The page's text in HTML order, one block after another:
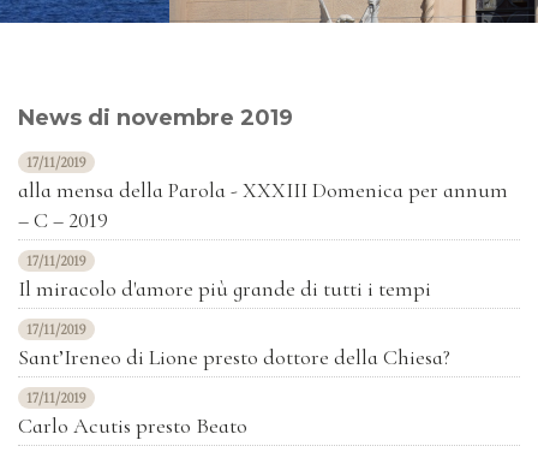
News di novembre 2019
17/11/2019
alla mensa della Parola - XXXIII Domenica per annum
– C – 2019
17/11/2019
Il miracolo d'amore più grande di tutti i tempi
17/11/2019
Sant’Ireneo di Lione presto dottore della Chiesa?
17/11/2019
Carlo Acutis presto Beato